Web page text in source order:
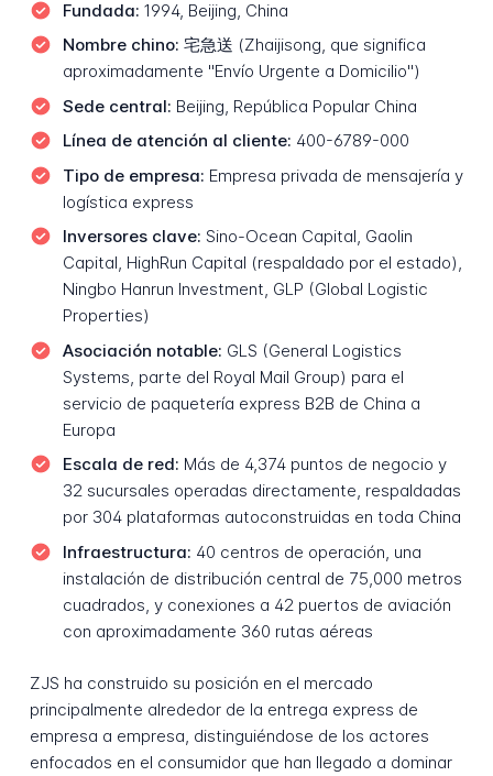
Fundada: 1994, Beijing, China
Nombre chino: 宅急送 (Zhaijisong, que significa
aproximadamente "Envío Urgente a Domicilio")
Sede central: Beijing, República Popular China
Línea de atención al cliente: 400-6789-000
Tipo de empresa: Empresa privada de mensajería y
logística express
Inversores clave: Sino-Ocean Capital, Gaolin
Capital, HighRun Capital (respaldado por el estado),
Ningbo Hanrun Investment, GLP (Global Logistic
Properties)
Asociación notable: GLS (General Logistics
Systems, parte del Royal Mail Group) para el
servicio de paquetería express B2B de China a
Europa
Escala de red: Más de 4,374 puntos de negocio y
32 sucursales operadas directamente, respaldadas
por 304 plataformas autoconstruidas en toda China
Infraestructura: 40 centros de operación, una
instalación de distribución central de 75,000 metros
cuadrados, y conexiones a 42 puertos de aviación
con aproximadamente 360 rutas aéreas
ZJS ha construido su posición en el mercado
principalmente alrededor de la entrega express de
empresa a empresa, distinguiéndose de los actores
enfocados en el consumidor que han llegado a dominar